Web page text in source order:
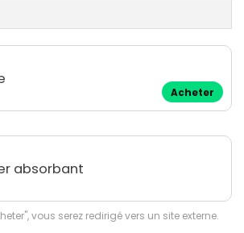
Acheter
absorbant
vous serez redirigé vers un site externe.